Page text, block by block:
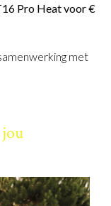
Pro Heat voor €
met